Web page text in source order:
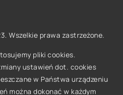
Wszelkie prawa zastrzeżone.
pliki cookies.
ustawień dot. cookies
w Państwa urządzeniu
można dokonać w każdym